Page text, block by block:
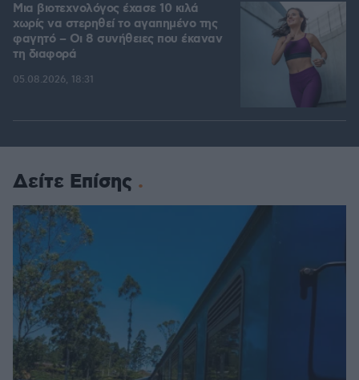
Μια βιοτεχνολόγος έχασε 10 κιλά
χωρίς να στερηθεί το αγαπημένο της
φαγητό – Οι 8 συνήθειες που έκαναν
τη διαφορά
05.08.2026, 18:31
Δείτε Επίσης